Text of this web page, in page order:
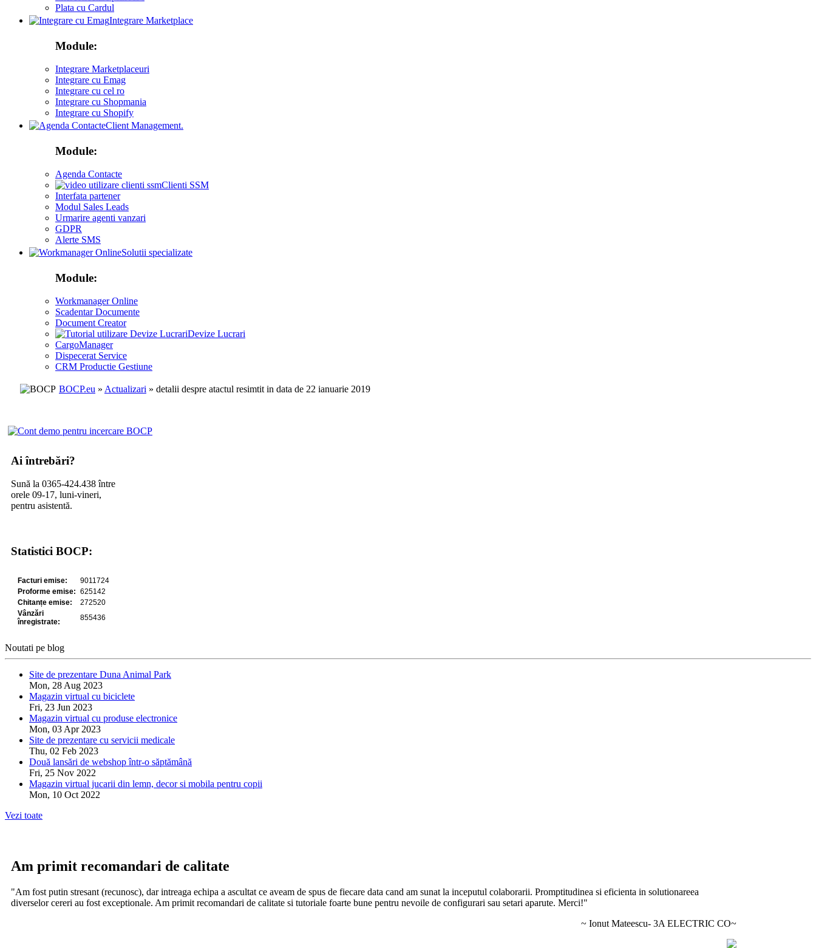
Plata cu Cardul
Integrare Marketplace
Module:
Integrare Marketplaceuri
Integrare cu Emag
Integrare cu cel ro
Integrare cu Shopmania
Integrare cu Shopify
Client Management.
Module:
Agenda Contacte
Clienti SSM
Interfata partener
Modul Sales Leads
Urmarire agenti vanzari
GDPR
Alerte SMS
Solutii specializate
Module:
Workmanager Online
Scadentar Documente
Document Creator
Devize Lucrari
CargoManager
Dispecerat Service
CRM Productie Gestiune
BOCP.eu » Actualizari » detalii despre atactul resimtit in data de 22 ianuarie 2019
Ai întrebări?
Sună la 0365-424.438 între
orele 09-17, luni-vineri,
pentru asistentă.
Statistici BOCP:
Noutati pe blog
Site de prezentare Duna Animal Park
Mon, 28 Aug 2023
Magazin virtual cu biciclete
Fri, 23 Jun 2023
Magazin virtual cu produse electronice
Mon, 03 Apr 2023
Site de prezentare cu servicii medicale
Thu, 02 Feb 2023
Două lansări de webshop într-o săptămână
Fri, 25 Nov 2022
Magazin virtual jucarii din lemn, decor si mobila pentru copii
Mon, 10 Oct 2022
Vezi toate
Am primit recomandari de calitate
"Am fost putin stresant (recunosc), dar intreaga echipa a ascultat ce aveam de spus de fiecare data cand am sunat la inceputul colaborarii. Promptitudinea si eficienta in solutionareea
diverselor cereri au fost exceptionale. Am primit recomandari de calitate si tutoriale foarte bune pentru nevoile de configurari sau setari aparute. Merci!"
~ Ionut Mateescu- 3A ELECTRIC CO~